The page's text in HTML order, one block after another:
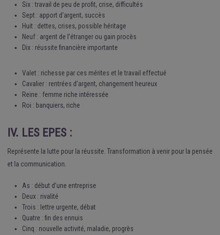
Six : travail de peu de profit, crise, difficultés
Sept : apport d’argent, succès
Huit : dettes, crises, possible héritage
Neuf : argent de l’étranger ou gain procès
Dix : réussite financière importante
Valet : richesse par ces mérites et le travail effectué
Cavalier : rentrées d’argent, changement heureux
Reine : femme riche intéressée
Roi : banquiers, riche
IV. LES EPES :
Représente la lutte pour la réussite. Transformation à venir pour la pensée
et la communication.
As : début d’une entreprise
Deux : rivalité
Trois : lettre urgente, débat
Quatre : fin des ennuis
Cinq : nouvelle activité, maladie, progrès